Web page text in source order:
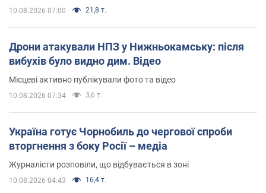
10.08.2026 07:00 21,8 т.
Дрони атакували НПЗ у Нижньокамську: після
вибухів було видно дим. Відео
Місцеві активно публікували фото та відео
10.08.2026 07:34 3,6 т.
Україна готує Чорнобиль до чергової спроби
вторгнення з боку Росії – медіа
Журналісти розповіли, що відбувається в зоні
10.08.2026 04:43 16,4 т.